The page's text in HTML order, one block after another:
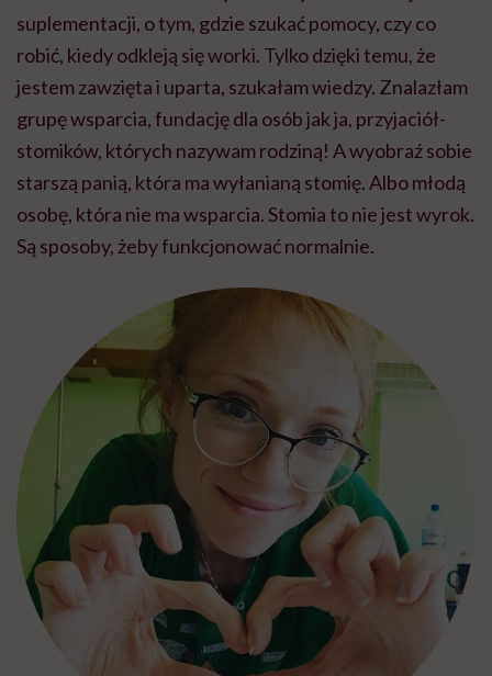
suplementacji, o tym, gdzie szukać pomocy, czy co
robić, kiedy odkleją się worki. Tylko dzięki temu, że
jestem zawzięta i uparta, szukałam wiedzy. Znalazłam
grupę wsparcia, fundację dla osób jak ja, przyjaciół-
stomików, których nazywam rodziną! A wyobraź sobie
starszą panią, która ma wyłanianą stomię. Albo młodą
osobę, która nie ma wsparcia. Stomia to nie jest wyrok.
Są sposoby, żeby funkcjonować normalnie.